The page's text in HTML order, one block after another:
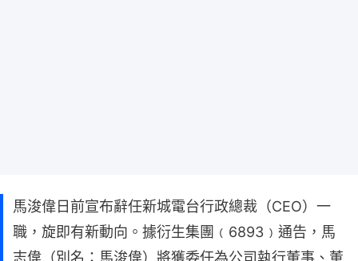
馬浚偉日前宣布辭任新城電台行政總裁（CEO）一
職，旋即有新動向。據衍生集團﹙6893﹚通告，馬
志偉（別名：馬浚偉）將獲委任為公司執行董事、董